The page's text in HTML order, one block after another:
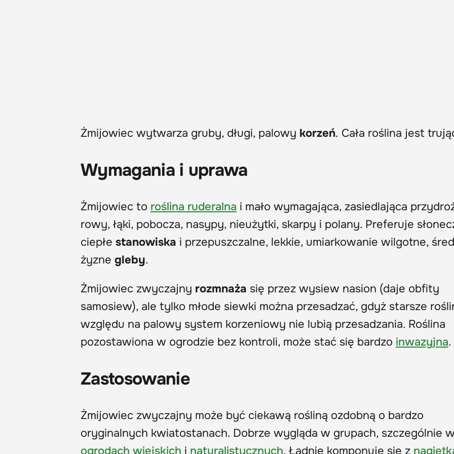
Żmijowiec wytwarza gruby, długi, palowy korzeń. Cała roślina jest
Wymagania i uprawa
Żmijowiec to roślina ruderalna i mało wymagająca, zasiedlająca
rowy, łąki, pobocza, nasypy, nieużytki, skarpy i polany. Preferuje
ciepłe stanowiska i przepuszczalne, lekkie, umiarkowanie wilgotne,
żyzne gleby.
Żmijowiec zwyczajny rozmnaża się przez wysiew nasion (daje obfity
samosiew), ale tylko młode siewki można przesadzać, gdyż starsze
względu na palowy system korzeniowy nie lubią przesadzania. Roślina
pozostawiona w ogrodzie bez kontroli, może stać się bardzo inwazyjna.
Zastosowanie
Żmijowiec zwyczajny może być ciekawą rośliną ozdobną o bardzo
oryginalnych kwiatostanach. Dobrze wygląda w grupach, szczególnie